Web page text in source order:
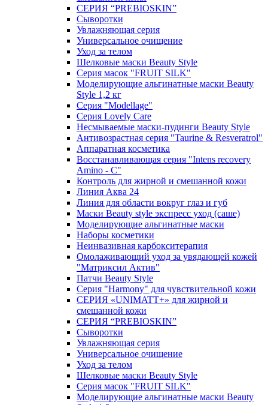
СЕРИЯ “PREBIOSKIN”
Сыворотки
Увлажняющая серия
Универсальное очищение
Уход за телом
Шелковые маски Beauty Style
Серия масок "FRUIT SILK"
Моделирующие альгинатные маски Beauty
Style 1,2 кг
Серия "Modellage"
Cерия Lovely Care
Несмываемые маски-пудинги Beauty Style
Антивозрастная серия "Taurine & Resveratrol"
Аппаратная косметика
Восстанавливающая серия "Intens recovery
Amino - C"
Контроль для жирной и смешанной кожи
Линия Аква 24
Линия для области вокруг глаз и губ
Маски Beauty style экспресс уход (саше)
Моделирующие альгинатные маски
Наборы косметики
Неинвазивная карбокситерапия
Омолаживающий уход за увядающей кожей
"Матриксил Актив"
Патчи Beauty Style
Серия "Harmony" для чувствительной кожи
СЕРИЯ «UNIMATT+» для жирной и
смешанной кожи
СЕРИЯ “PREBIOSKIN”
Сыворотки
Увлажняющая серия
Универсальное очищение
Уход за телом
Шелковые маски Beauty Style
Серия масок "FRUIT SILK"
Моделирующие альгинатные маски Beauty